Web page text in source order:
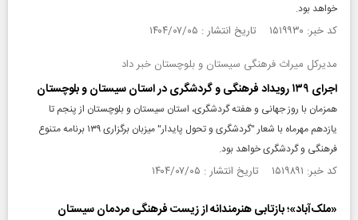
خواهد بود.
کد خبر: ۱۵۱۹۹۳۰ تاریخ انتشار : ۱۴۰۴/۰۷/۰۵
مدیرکل میراث فرهنگی سیستان و بلوچستان خبر داد
اجرای ۱۳۹ رویداد فرهنگی و گردشگری در استان سیستان و بلوچستان
همزمان با روز جهانی و هفته گردشگری، استان سیستان و بلوچستان از پنجم تا
یازدهم مهرماه با شعار "گردشگری و تحول پایدار" میزبان برگزاری ۱۳۹ برنامه متنوع
فرهنگی و گردشگری خواهد بود.
کد خبر: ۱۵۱۹۸۹۱ تاریخ انتشار : ۱۴۰۴/۰۷/۰۵
«ملک‌آباد»؛ بازتابی هنرمندانه از زیست فرهنگی مردمان سیستان